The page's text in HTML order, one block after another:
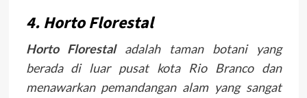
4. Horto Florestal
Horto Florestaladalah taman botani yang
berada di luar pusat kota Rio Branco dan
menawarkan pemandangan alam yang sangat